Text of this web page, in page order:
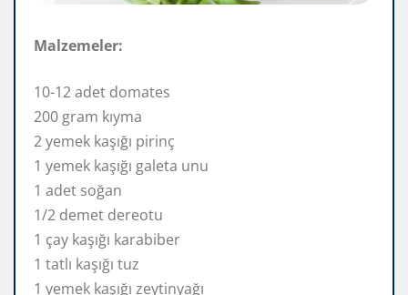
Malzemeler:
10-12 adet domates
200 gram kıyma
2 yemek kaşığı pirinç
1 yemek kaşığı galeta unu
1 adet soğan
1/2 demet dereotu
1 çay kaşığı karabiber
1 tatlı kaşığı tuz
1 yemek kaşığı zeytinyağı